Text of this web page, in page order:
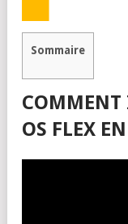
Sommaire
COMMENT
OS FLEX